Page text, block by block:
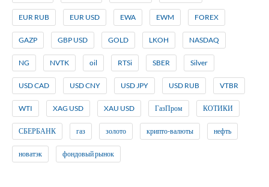
EUR RUB EUR USD EWA EWM FOREX
GAZP GBP USD GOLD LKOH NASDAQ
NG NVTK oil RTSi SBER Silver
USD CAD USD CNY USD JPY USD RUB VTBR
WTI XAG USD XAU USD ГазПром КОТИКИ
СБЕРБАНК газ золото крипто-валюты нефть
новатэк фондовый рынок